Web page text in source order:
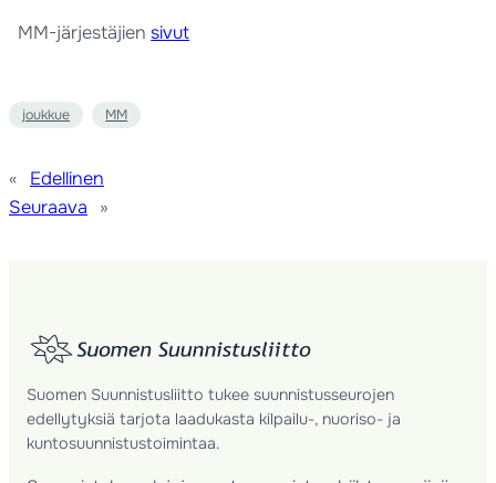
MM-järjestäjien sivut
joukkue MM
«
Edellinen
Seuraava
»
Suomen Suunnistusliitto tukee suunnistusseurojen
edellytyksiä tarjota laadukasta kilpailu-, nuoriso- ja
kuntosuunnistustoimintaa.